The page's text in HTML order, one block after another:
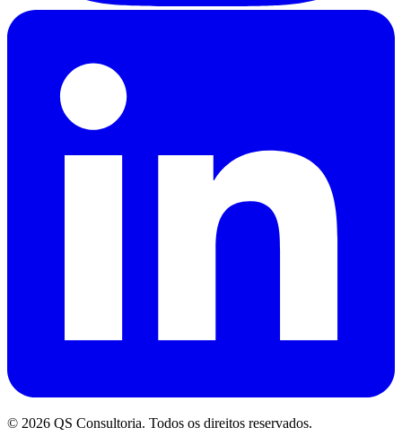
© 2026 QS Consultoria. Todos os direitos reservados.